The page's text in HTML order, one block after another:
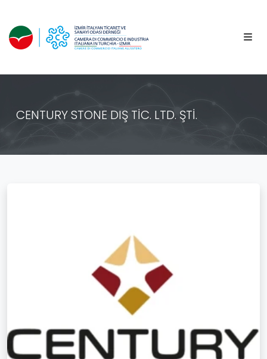
CENTURY STONE DIŞ TİC. LTD. ŞTİ.